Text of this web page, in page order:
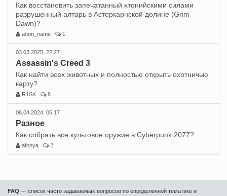
Как восстановить запечатанный хтонийскими силами
разрушенный алтарь в Астеркарнской долине (Grim
Dawn)?
anon_name 1
03.03.2025, 22:27
Assassin's Creed 3
Как найти всех животных и полностью открыть охотничью
карту?
R1SK 8
06.04.2024, 05:17
Разное
Как собрать все культовое оружие в Cyberpunk 2077?
afonya 2
FAQ — список часто задаваемых вопросов по определенной тематике и